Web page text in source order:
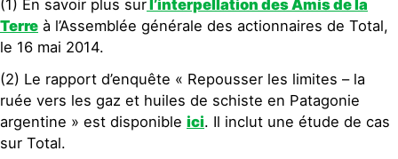
(1) En savoir plus surl’interpellation des Amis de la
Terre à l’Assemblée générale des actionnaires de Total,
le 16 mai 2014.
(2) Le rapport d’enquête « Repousser les limites – la
ruée vers les gaz et huiles de schiste en Patagonie
argentine » est disponible ici. Il inclut une étude de cas
sur Total.